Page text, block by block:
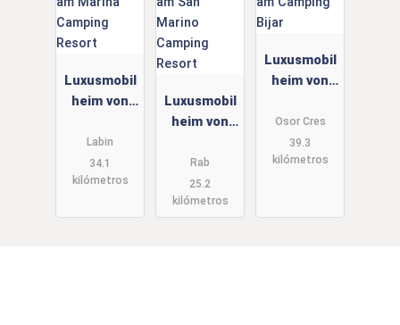
Luxusmobil
heim von
er am
Marina
Camping
Labin
34.1
kilómetros
Luxusmobil
heim von
er am San
Marino
Camping
Rab
25.2
kilómetros
Luxusmobil
heim von
er am
Camping
Bijar
Osor Cres
39.3
kilómetros